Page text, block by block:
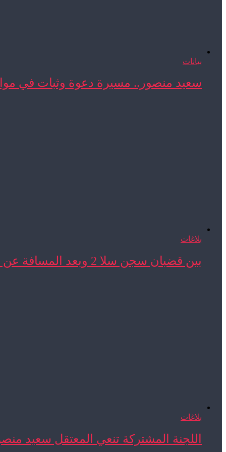
بيانات
سعيد منصور.. مسيرة دعوة وثبات في
بلاغات
بين قضبان سجن سلا 2 وبعد المسافة عن ...
بلاغات
اللجنة المشتركة تنعي المعتقل سعيد